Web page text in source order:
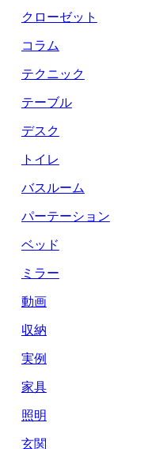
クローゼット
コラム
テクニック
テーブル
デスク
トイレ
バスルーム
パーテーション
ベッド
ミラー
動画
収納
実例
家具
照明
玄関